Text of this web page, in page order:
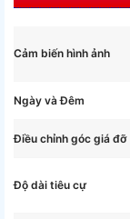
Cảm biến hình ảnh
Ngày và Đêm
Điều chỉnh góc giá đỡ
Độ dài tiêu cự